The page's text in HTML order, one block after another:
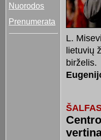
Nuorodos
Prenumerata
L.
lietuvių
birželis.